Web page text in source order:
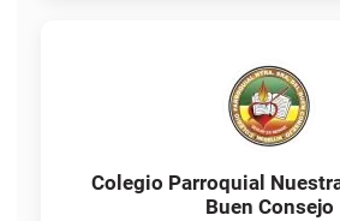
Colegio Parroquial
Buen Consejo